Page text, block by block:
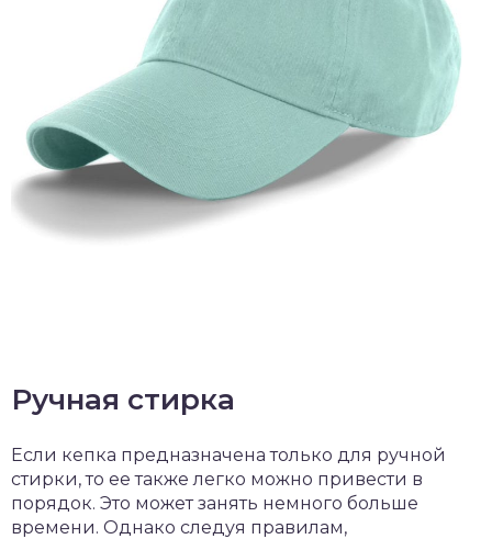
Ручная стирка
Если кепка предназначена только для ручной
стирки, то ее также легко можно привести в
порядок. Это может занять немного больше
времени. Однако следуя правилам,